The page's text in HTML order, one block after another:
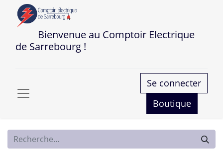
Bienvenue au Comptoir Electrique
de Sarrebourg !
Se connecter
Boutique